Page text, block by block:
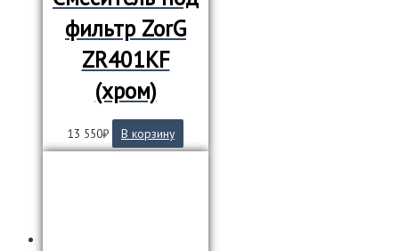
фильтр ZorG
ZR401KF
(хром)
13 550₽ В корзину